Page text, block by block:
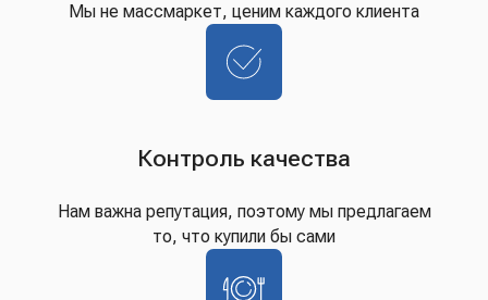
Мы не массмаркет, ценим каждого клиента
Контроль качества
Нам важна репутация, поэтому мы предлагаем
то, что купили бы сами